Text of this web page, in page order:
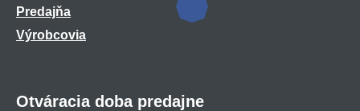
Predajňa
Výrobcovia
Otváracia doba predajne